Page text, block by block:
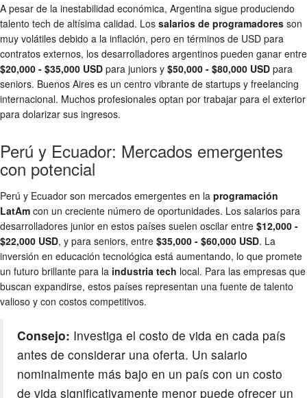
A pesar de la inestabilidad económica, Argentina sigue produciendo
talento tech de altísima calidad. Los salarios de programadores son
muy volátiles debido a la inflación, pero en términos de USD para
contratos externos, los desarrolladores argentinos pueden ganar entre
$20,000 - $35,000 USD para juniors y $50,000 - $80,000 USD para
seniors. Buenos Aires es un centro vibrante de startups y freelancing
internacional. Muchos profesionales optan por trabajar para el exterior
para dolarizar sus ingresos.
Perú y Ecuador: Mercados emergentes
con potencial
Perú y Ecuador son mercados emergentes en la programación
LatAm con un creciente número de oportunidades. Los salarios para
desarrolladores junior en estos países suelen oscilar entre $12,000 -
$22,000 USD, y para seniors, entre $35,000 - $60,000 USD. La
inversión en educación tecnológica está aumentando, lo que promete
un futuro brillante para la industria tech local. Para las empresas que
buscan expandirse, estos países representan una fuente de talento
valioso y con costos competitivos.
Consejo: Investiga el costo de vida en cada país
antes de considerar una oferta. Un salario
nominalmente más bajo en un país con un costo
de vida significativamente menor puede ofrecer un